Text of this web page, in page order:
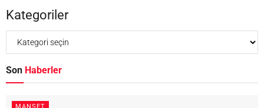
Kategoriler
Son Haberler